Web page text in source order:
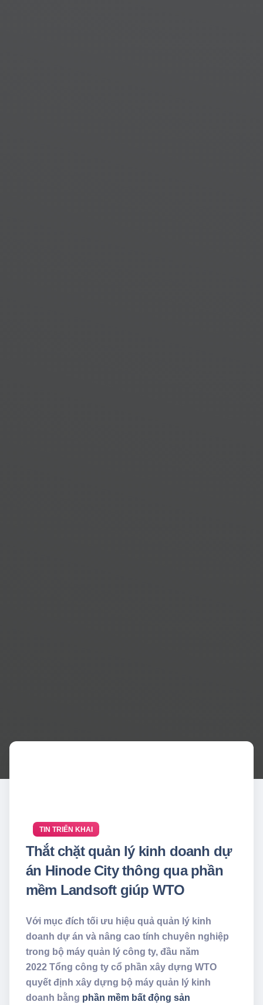
TIN TRIỂN KHAI
Thắt chặt quản lý kinh doanh dự
án Hinode City thông qua phần
mềm Landsoft giúp WTO
Với mục đích tối ưu hiệu quả quản lý kinh
doanh dự án và nâng cao tính chuyên nghiệp
trong bộ máy quản lý công ty, đầu năm
2022 Tổng công ty cổ phần xây dựng WTO
quyết định xây dựng bộ máy quản lý kinh
doanh bằng phần mềm bất động sản